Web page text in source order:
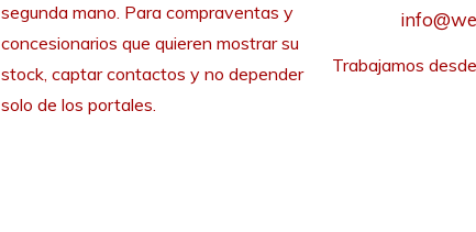
segunda mano. Para compraventas y
concesionarios que quieren mostrar su
stock, captar contactos y no depender
solo de los portales.
Trabajamos